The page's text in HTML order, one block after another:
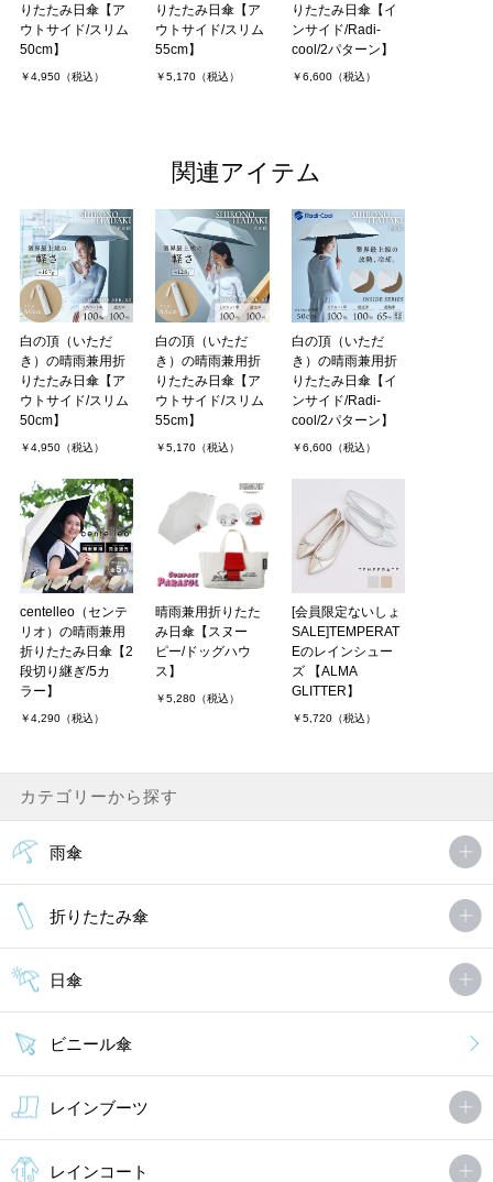
りたたみ日傘【ア
ウトサイド/スリム
50cm】
￥4,950（税込）
りたたみ日傘【ア
ウトサイド/スリム
55cm】
￥5,170（税込）
りたたみ日傘【イ
ンサイド/Radi-
cool/2パターン】
￥6,600（税込）
関連アイテム
白の頂（いただ
き）の晴雨兼用折
りたたみ日傘【ア
ウトサイド/スリム
50cm】
￥4,950（税込）
白の頂（いただ
き）の晴雨兼用折
りたたみ日傘【ア
ウトサイド/スリム
55cm】
￥5,170（税込）
白の頂（いただ
き）の晴雨兼用折
りたたみ日傘【イ
ンサイド/Radi-
cool/2パターン】
￥6,600（税込）
centelleo（センテ
リオ）の晴雨兼用
折りたたみ日傘【2
段切り継ぎ/5カ
ラー】
￥4,290（税込）
晴雨兼用折りたた
み日傘【スヌー
ピー/ドッグハウ
ス】
￥5,280（税込）
[会員限定ないしょ
SALE]TEMPERAT
Eのレインシュー
ズ 【ALMA
GLITTER】
￥5,720（税込）
カテゴリーから探す
雨傘
折りたたみ傘
日傘
ビニール傘
レインブーツ
レインコート